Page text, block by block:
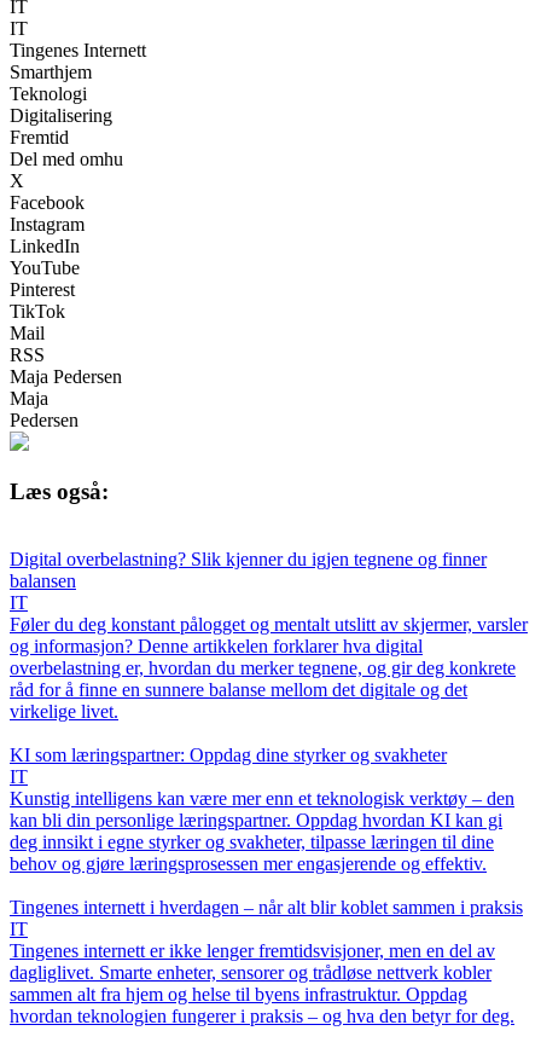
IT
IT
Tingenes Internett
Smarthjem
Teknologi
Digitalisering
Fremtid
Del med omhu
X
Facebook
Instagram
LinkedIn
YouTube
Pinterest
TikTok
Mail
RSS
Maja Pedersen
Maja
Pedersen
Læs også:
Digital overbelastning? Slik kjenner du igjen tegnene og finner
balansen
IT
Føler du deg konstant pålogget og mentalt utslitt av skjermer, varsler
og informasjon? Denne artikkelen forklarer hva digital
overbelastning er, hvordan du merker tegnene, og gir deg konkrete
råd for å finne en sunnere balanse mellom det digitale og det
virkelige livet.
KI som læringspartner: Oppdag dine styrker og svakheter
IT
Kunstig intelligens kan være mer enn et teknologisk verktøy – den
kan bli din personlige læringspartner. Oppdag hvordan KI kan gi
deg innsikt i egne styrker og svakheter, tilpasse læringen til dine
behov og gjøre læringsprosessen mer engasjerende og effektiv.
Tingenes internett i hverdagen – når alt blir koblet sammen i praksis
IT
Tingenes internett er ikke lenger fremtidsvisjoner, men en del av
dagliglivet. Smarte enheter, sensorer og trådløse nettverk kobler
sammen alt fra hjem og helse til byens infrastruktur. Oppdag
hvordan teknologien fungerer i praksis – og hva den betyr for deg.